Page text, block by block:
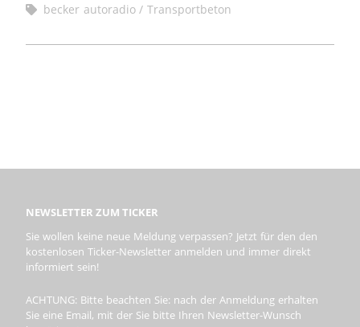
becker autoradio
Transportbeton
NEWSLETTER ZUM TICKER
Sie wollen keine neue Meldung verpassen? Jetzt für den den
kostenlosen Ticker-Newsletter anmelden und immer direkt
informiert sein!
ACHTUNG: Bitte beachten Sie: nach der Anmeldung erhalten
Sie eine Email, mit der Sie bitte Ihren Newsletter-Wunsch